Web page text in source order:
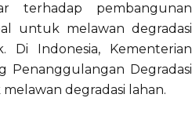
terhadap pembangunan
untuk melawan degradasi
Indonesia, Kementerian
Penanggulangan Degradasi
degradasi lahan.